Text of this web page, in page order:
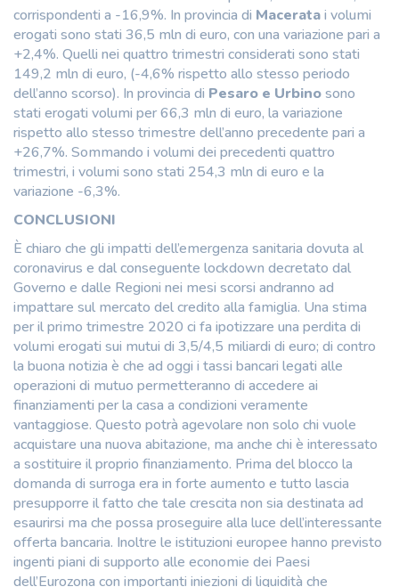
corrispondenti a -16,9%. In provincia di Maceratai volumi
erogati sono stati 36,5 mln di euro, con una variazione pari a
+2,4%. Quelli nei quattro trimestri considerati sono stati
149,2 mln di euro, (-4,6% rispetto allo stesso periodo
dell’anno scorso). In provincia di Pesaro e Urbinosono
stati erogati volumi per 66,3 mln di euro, la variazione
rispetto allo stesso trimestre dell’anno precedente pari a
+26,7%. Sommando i volumi dei precedenti quattro
trimestri, i volumi sono stati 254,3 mln di euro e la
variazione -6,3%.
CONCLUSIONI
È chiaro che gli impatti dell’emergenza sanitaria dovuta al
coronavirus e dal conseguente lockdown decretato dal
Governo e dalle Regioni nei mesi scorsi andranno ad
impattare sul mercato del credito alla famiglia. Una stima
per il primo trimestre 2020 ci fa ipotizzare una perdita di
volumi erogati sui mutui di 3,5/4,5 miliardi di euro; di contro
la buona notizia è che ad oggi i tassi bancari legati alle
operazioni di mutuo permetteranno di accedere ai
finanziamenti per la casa a condizioni veramente
vantaggiose. Questo potrà agevolare non solo chi vuole
acquistare una nuova abitazione, ma anche chi è interessato
a sostituire il proprio finanziamento. Prima del blocco la
domanda di surroga era in forte aumento e tutto lascia
presupporre il fatto che tale crescita non sia destinata ad
esaurirsi ma che possa proseguire alla luce dell’interessante
offerta bancaria. Inoltre le istituzioni europee hanno previsto
ingenti piani di supporto alle economie dei Paesi
dell’Eurozona con importanti iniezioni di liquidità che